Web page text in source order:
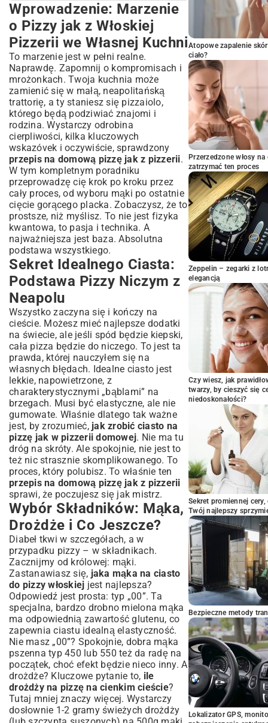
Wprowadzenie: Marzenie o Pizzy jak z
Włoskiej Pizzerii we Własnej Kuchni
Sekret Idealnego Ciasta: Podstawa Pizzy
Niczym z Neapolu
Wybór Składników: Mąka, Drożdże i Co
Jeszcze?
Mistrzostwo Wyrabiania: Jak Uzyskać
Elastyczne i Pulchne Ciasto
Długie Roszenie: Klucz do Aromatów i
Lekkości
Formowanie Krążka: Sztuka
Rozciągania Ciasta
Sos, Ser i Dodatki: Kompozycja Smaku
Perfekcyjny Sos Pomidorowy: Świeżość
i Prostota
Jaki Ser Wybrać? Mozzarella Finałowym
Akcentem
Kreatywne Dodatki: Od Klasyki po
Nowoczesność
Inspiracje Warzywne i Mięsne
Jak Uniknąć Przeładowania Pizzy?
Pieczenie: Jak Odtworzyć Żar Pizzerii w
Domowym Piekarniku
Rola Kamienia lub Stali do Pizzy
Optymalna Temperatura i Czas
Pieczenia
Techniki Wprowadzania i Wyjmowania
Pizzy
Serwowanie i Degustacja: Ostatnie
Szlify
Cięcie i Prezentacja
Z czym Podawać Domową Pizzę?
Podsumowanie: Twoja Własna Pizzeria
w Zasięgu Ręki
Wprowadzenie: Marzenie
o Pizzy jak z Włoskiej
Pizzerii we Własnej Kuchni
To marzenie jest w pełni realne.
Naprawdę. Zapomnij o kompromisach i
mrożonkach. Twoja kuchnia może
zamienić się w małą, neapolitańską
trattorię, a ty staniesz się pizzaiolo,
którego będą podziwiać znajomi i
rodzina. Wystarczy odrobina
cierpliwości, kilka kluczowych
wskazóvek i oczywiście, sprawdzony
przepis na domową pizzę jak z pizzerii.
W tym kompletnym poradniku
przeprowadzę cię krok po kroku przez
cały proces, od wyboru mąki po ostatnie
cięcie gorącego placka. Zobaczysz, że to
prostsze, niż myślisz. To nie jest fizyka
kwantowa, to pasja i technika. A
najważniejsza jest baza. Absolutna
podstawa wszystkiego.
Sekret Idealnego Ciasta:
Podstawa Pizzy Niczym z
Neapolu
Wszystko zaczyna się i kończy na
cieście. Możesz mieć najlepsze dodatki
na świecie, ale jeśli spód będzie kiepski,
cała pizza będzie do niczego. To jest ta
prawda, której nauczyłem się na
własnych błędach. Idealne ciasto jest
lekkie, napowietrzone, z
charakterystycznymi „bąblami” na
brzegach. Musi być elastyczne, ale nie
gumowate. Właśnie dlatego tak ważne
jest, by zrozumieć, jak zrobić ciasto na
pizzę jak w pizzerii domowej. Nie ma tu
dróg na skróty. Ale spokojnie, nie jest to
też nic strasznie skomplikowanego. To
proces, który polubisz. To właśnie ten
przepis na domową pizzę jak z pizzerii
sprawi, że poczujesz się jak mistrz.
Wybór Składników: Mąka,
Drożdże i Co Jeszcze?
Diabeł tkwi w szczegółach, a w
przypadku pizzy – w składnikach.
Zacznijmy od królowej: mąki.
Zastanawiasz się, jaka mąka na ciasto
do pizzy włoskiej jest najlepsza?
Odpowiedź jest prosta: typ „00”. Ta
specjalna, bardzo drobno mielona mąka
ma odpowiednią zawartość glutenu, co
zapewnia ciastu idealną elastyczność.
Nie masz „00”? Spokojnie, dobra mąka
pszenna typ 450 lub 550 też da radę na
początek, choć efekt będzie nieco inny. A
drożdże? Kluczowe pytanie to, ile
drożdży na pizzę na cienkim cieście?
Tutaj mniej znaczy więcej. Wystarczy
dosłownie 1-2 gramy świeżych drożdży
Atopowe zapalenie
ciało?
Przerzedzone włosy
zatrzymać ten proces
Zeppelin – zegarki z
elegancją
Czy wiesz, jak
twarzy, by cieszyć się
niedoskonałości?
Sekret promiennej
Twój najlepszy
Bezpieczne metody
Lokalizator GPS,